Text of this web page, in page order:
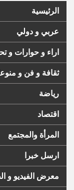
الرئيسية
عربي و دولي
اراء و حوارات و
ثقافة و فن و
رياضة
اقتصاد
المرأة والمجتمع
ارسل خبرا
معرض الفيديو و